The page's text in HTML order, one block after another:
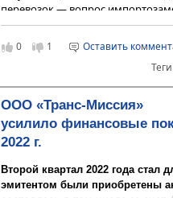
перевозок — вопрос
рассматривают б/у
работы по импорту
года», —
«Транс-Миссия» Максим
В качестве запасного варианта,
машин. Однако, по словам
технике. Переход сферы
0 1
Оставить
ООО «Транс-Миссия»
усилило финансовые
2022 г.
Второй квартал 2022 года
эмитентом были приобретены